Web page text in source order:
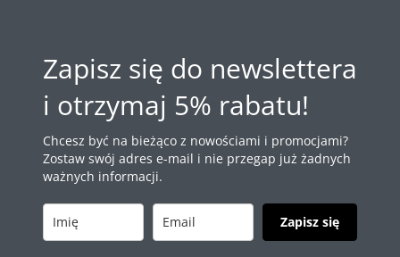
Zapisz się do newslettera
i otrzymaj 5% rabatu!
Chcesz być na bieżąco z nowościami i promocjami?
Zostaw swój adres e-mail i nie przegap już żadnych
ważnych informacji.
Zapisz się